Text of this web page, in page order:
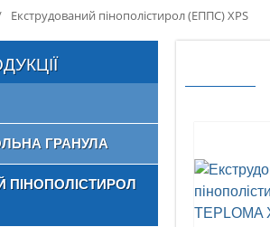
Екструдований пінополістирол (ЕППС) XPS
ГРАНУЛА
ПІНОПОЛІСТИРОЛ